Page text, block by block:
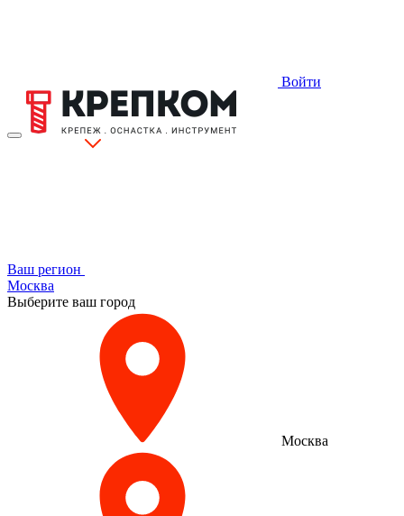
Войти
Ваш регион
Москва
Выберите ваш город
Москва